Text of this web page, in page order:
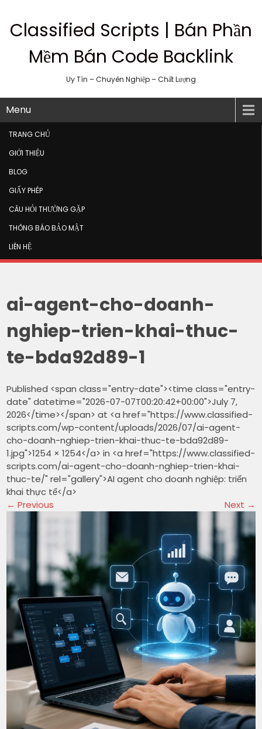
Classified Scripts | Bán Phần
Mềm Bán Code Backlink
Uy Tín – Chuyên Nghiệp – Chất Lượng
Menu
TRANG CHỦ
GIỚI THIỆU
BLOG
GIẤY PHÉP
CÂU HỎI THƯỜNG GẶP
THÔNG BÁO BẢO MẬT
LIÊN HỆ
ai-agent-cho-doanh-
nghiep-trien-khai-thuc-
te-bda92d89-1
Published <span class="entry-date"><time class="entry-
date" datetime="2026-07-07T00:20:42+00:00">July 7,
2026</time></span> at <a href="https://www.classified-
scripts.com/wp-content/uploads/2026/07/ai-agent-
cho-doanh-nghiep-trien-khai-thuc-te-bda92d89-
1.jpg">1254 × 1254</a> in <a href="https://www.classified-
scripts.com/ai-agent-cho-doanh-nghiep-trien-khai-
thuc-te/" rel="gallery">AI agent cho doanh nghiệp: triển
khai thực tế</a>
← Previous Next →